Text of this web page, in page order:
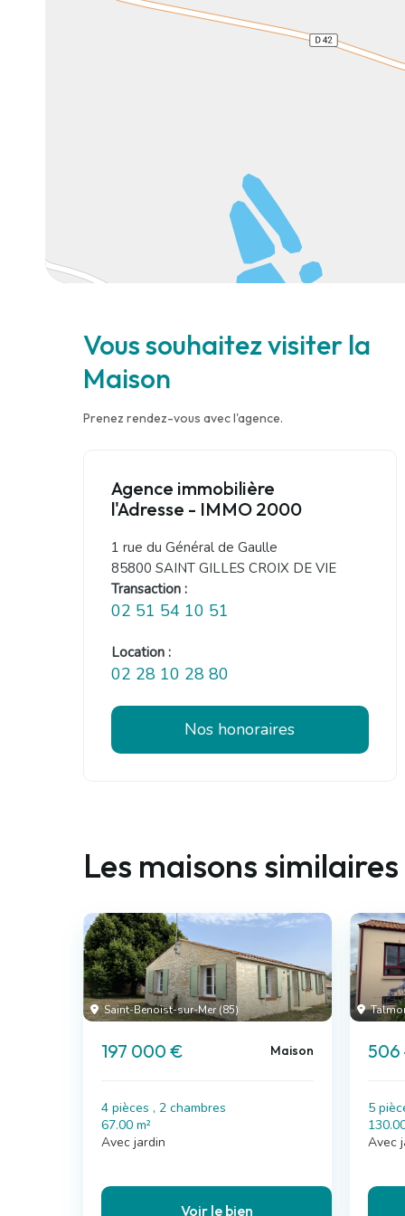
Vous souhaitez visiter la
Maison
Prenez rendez-vous avec l'agence.
Agence immobilière
l'Adresse - IMMO 2000
1 rue du Général de Gaulle
85800 SAINT GILLES CROIX DE VIE
Transaction :
02 51 54 10 51
Location :
02 28 10 28 80
Nos honoraires
Les maisons similaires
Saint-Benoist-sur-Mer (85)
197 000 € Maison
4 pièces , 2 chambres
67.00 m²
Avec jardin
Voir le bien
5
Avec